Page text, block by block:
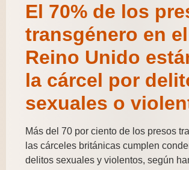
El 70% de los
transgénero en el
Reino Unido
la cárcel por
sexuales o
Más del 70 por ciento de los presos
las cárceles británicas cumplen
delitos sexuales y violentos, según